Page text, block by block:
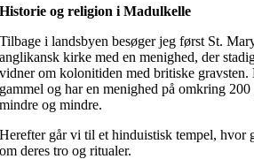
Historie og religion i Madulkelle
Tilbage i landsbyen besøger jeg først St.
anglikansk kirke med en menighed, der
vidner om kolonitiden med britiske
gammel og har en menighed på omkring
mindre og mindre.
Herefter går vi til et hinduistisk tempel, hvor
om deres tro og ritualer.